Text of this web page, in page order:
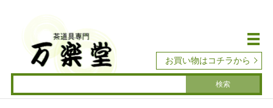
メ
お買い物はコチラから